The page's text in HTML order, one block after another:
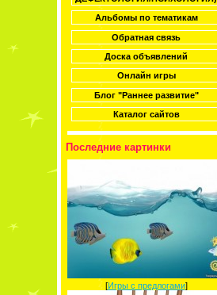
Альбомы по тематикам
Обратная связь
Доска объявлений
Онлайн игры
Блог "Раннее развитие"
Каталог сайтов
Последние картинки
[Игры с предлогами]